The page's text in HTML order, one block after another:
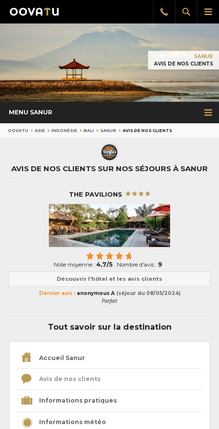
le
Afficher
la
Rappel
gratuit
SANUR
AVIS DE NOS CLIENTS
MENU SANUR
OOVATU ASIE INDONÉSIE BALI SANUR AVIS DE NOS CLIENTS
AVIS DE NOS CLIENTS SUR NOS SÉJOURS À SANUR
THE PAVILIONS
Note moyenne : 4,7/5 Nombre d'avis : 9
Découvrir l'hôtel et les avis clients
Dernier avis :anonymous A (séjour du 08/05/2024)
Parfait
Tout savoir sur la destination
Accueil Sanur
Avis de nos clients
Informations pratiques
Informations météo